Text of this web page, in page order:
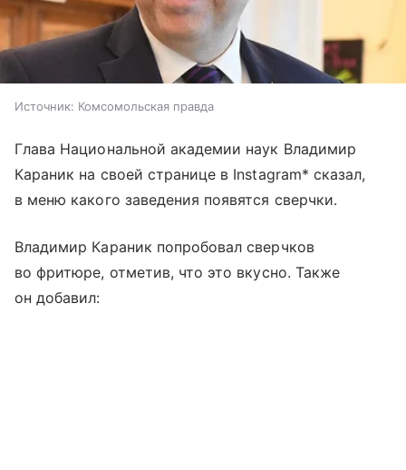
Источник: Комсомольская правда
Глава Национальной академии наук Владимир
Караник на своей странице в Instagram* сказал,
в меню какого заведения появятся сверчки.
Владимир Караник попробовал сверчков
во фритюре, отметив, что это вкусно. Также
он добавил: